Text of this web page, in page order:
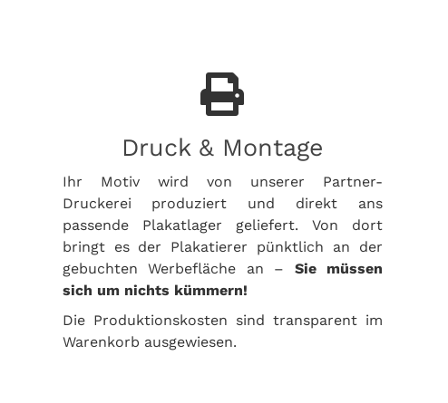
Druck & Montage
Ihr Motiv wird von unserer Partner-
Druckerei produziert und direkt ans
passende Plakatlager geliefert. Von dort
bringt es der Plakatierer pünktlich an der
gebuchten Werbefläche an – Sie müssen
sich um nichts kümmern!
Die Produktionskosten sind transparent im
Warenkorb ausgewiesen.